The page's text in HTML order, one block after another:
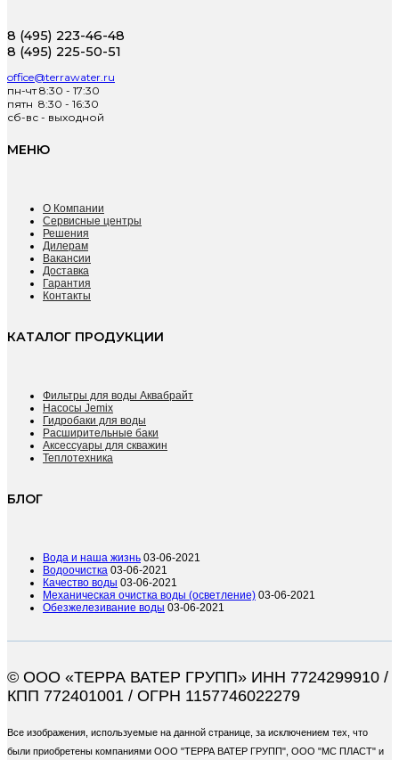
8 (495) 223-46-48
8 (495) 225-50-51
office@terrawater.ru
пн-чт 8:30 - 17:30
пятн 8:30 - 16:30
сб-вс - выходной
МЕНЮ
О Компании
Сервисные центры
Решения
Дилерам
Вакансии
Доставка
Гарантия
Контакты
КАТАЛОГ ПРОДУКЦИИ
Фильтры для воды Аквабрайт
Насосы Jemix
Гидробаки для воды
Расширительные баки
Аксессуары для скважин
Теплотехника
БЛОГ
Вода и наша жизнь 03-06-2021
Водоочистка 03-06-2021
Качество воды 03-06-2021
Механическая очистка воды (осветление) 03-06-2021
Обезжелезивание воды 03-06-2021
© ООО «ТЕРРА ВАТЕР ГРУПП» ИНН 7724299910 /
КПП 772401001 / ОГРН 1157746022279
Все изображения, используемые на данной странице, за исключением тех, что
были приобретены компаниями ООО "ТЕРРА ВАТЕР ГРУПП", ООО "МС ПЛАСТ" и